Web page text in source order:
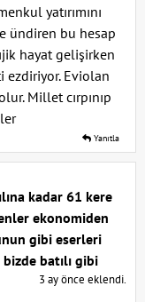
yatırımını
ündiren bu hesap
hayat gelişirken
Eviolan
Millet cırpınıp
Yanıtla
kadar 61 kere
ekonomiden
gibi eserleri
batılı gibi
3 ay önce eklendi.